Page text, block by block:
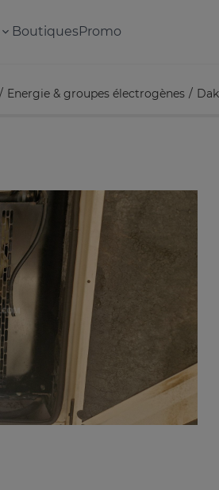
BoutiquesPromo
Energie & groupes électrogènes